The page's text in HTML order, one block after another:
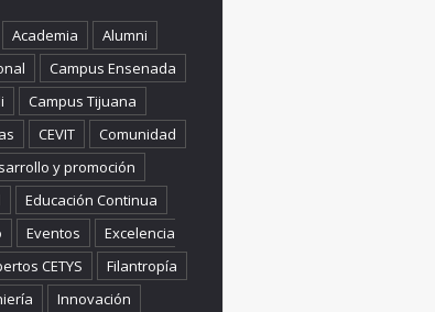
Academia
Alumni
Campus Ensenada
Campus Tijuana
CEVIT
Comunidad
y promoción
Educación Continua
Eventos
Excelencia
CETYS
Filantropía
Innovación